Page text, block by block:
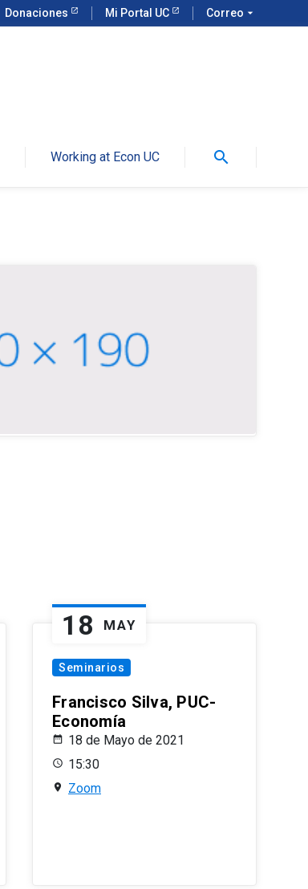
Donaciones Mi Portal UC Correo arrow_drop_down
Working at Econ UC search
18 MAY
Seminarios
Francisco Silva, PUC-
Economía
18 de Mayo de 2021
15:30
Zoom